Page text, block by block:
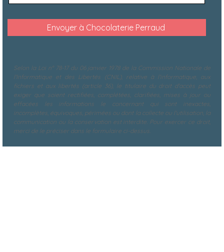
Selon la Loi n° 78-17 du 06 janvier 1978 de la Commission Nationale de
l'Informatique et des Libertés (CNIL), relative à l'informatique, aux
fichiers et aux libertés (article 36), le titulaire du droit d'accès peut
exiger que soient rectifiées, complétées, clarifiées, mises à jour ou
effacées les informations le concernant qui sont inexactes,
incomplètes, équivoques, périmées ou dont la collecte ou l'utilisation, la
communication ou la conservation est interdite. Pour exercer ce droit,
merci de le préciser dans le formulaire ci-dessus.